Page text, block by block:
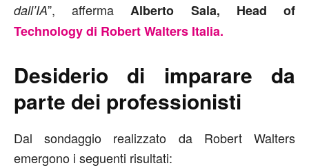
dall’IA”, affermaAlberto Sala, Head of
Technology di Robert Walters Italia.
Desiderio di imparare da
parte dei professionisti
Dal sondaggio realizzato da Robert Walters
emergono i seguenti risultati: